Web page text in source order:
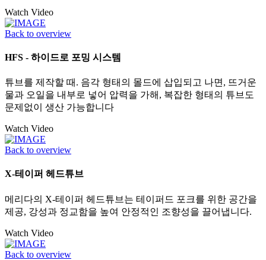
Watch Video
Back to overview
HFS - 하이드로 포밍 시스템
튜브를 제작할 때. 음각 형태의 몰드에 삽입되고 나면, 뜨거운
물과 오일을 내부로 넣어 압력을 가해, 복잡한 형태의 튜브도
문제없이 생산 가능합니다
Watch Video
Back to overview
X-테이퍼 헤드튜브
메리다의 X-테이퍼 헤드튜브는 테이퍼드 포크를 위한 공간을
제공, 강성과 정교함을 높여 안정적인 조향성을 끌어냅니다.
Watch Video
Back to overview